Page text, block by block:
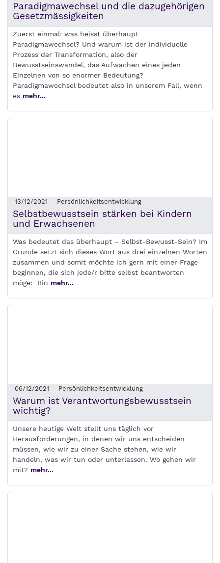
Paradigmawechsel und die dazugehörigen
Gesetzmässigkeiten
Zuerst einmal: was heisst überhaupt
Paradigmawechsel? Und warum ist der individuelle
Prozess der Transformation, also der
Bewusstseinswandel, das Aufwachen eines jeden
Einzelnen von so enormer Bedeutung?
Paradigmawechsel bedeutet also in unserem Fall, wenn
es mehr...
13/12/2021 Persönlichkeitsentwicklung
Selbstbewusstsein stärken bei Kindern
und Erwachsenen
Was bedeutet das überhaupt – Selbst-Bewusst-Sein? Im
Grunde setzt sich dieses Wort aus drei einzelnen Worten
zusammen und somit möchte ich gern mit einer Frage
beginnen, die sich jede/r bitte selbst beantworten
möge: Bin mehr...
06/12/2021 Persönlichkeitsentwicklung
Warum ist Verantwortungsbewusstsein
wichtig?
Unsere heutige Welt stellt uns täglich vor
Herausforderungen, in denen wir uns entscheiden
müssen, wie wir zu einer Sache stehen, wie wir
handeln, was wir tun oder unterlassen. Wo gehen wir
mit? mehr...